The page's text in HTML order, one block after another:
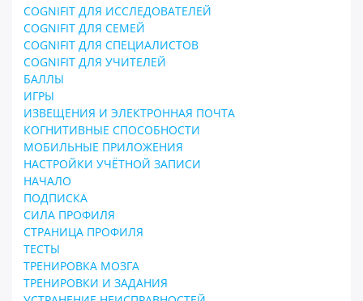
COGNIFIT ДЛЯ ИССЛЕДОВАТЕЛЕЙ
COGNIFIT ДЛЯ СЕМЕЙ
COGNIFIT ДЛЯ СПЕЦИАЛИСТОВ
COGNIFIT ДЛЯ УЧИТЕЛЕЙ
БАЛЛЫ
ИГРЫ
ИЗВЕЩЕНИЯ И ЭЛЕКТРОННАЯ ПОЧТА
КОГНИТИВНЫЕ СПОСОБНОСТИ
МОБИЛЬНЫЕ ПРИЛОЖЕНИЯ
НАСТРОЙКИ УЧЁТНОЙ ЗАПИСИ
НАЧАЛО
ПОДПИСКА
СИЛА ПРОФИЛЯ
СТРАНИЦА ПРОФИЛЯ
ТЕСТЫ
ТРЕНИРОВКА МОЗГА
ТРЕНИРОВКИ И ЗАДАНИЯ